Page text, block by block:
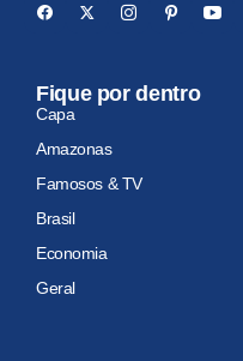
Fique por dentro
Capa
Amazonas
Famosos & TV
Brasil
Economia
Geral